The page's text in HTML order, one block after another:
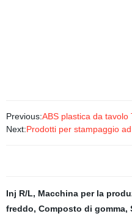
Previous:ABS plastica da
Next:Prodotti per stampaggio
Inj R/L, Macchina per la
freddo, Composto di gomma,